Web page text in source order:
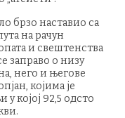
брзо наставио са
на рачун
и свештенства
заправо о низу
него и његове
којима је
којој 92,5 одсто